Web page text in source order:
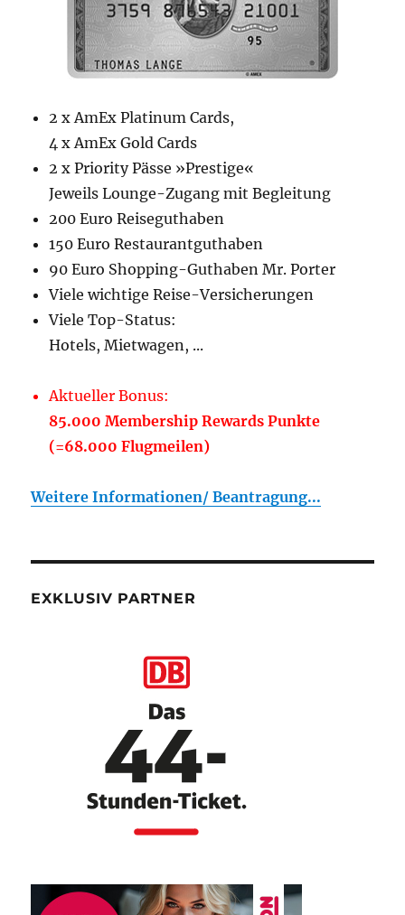
2 x AmEx Platinum Cards,
4 x AmEx Gold Cards
2 x Priority Pässe »Prestige«
Jeweils Lounge-Zugang mit Begleitung
200 Euro Reiseguthaben
150 Euro Restaurantguthaben
90 Euro Shopping-Guthaben Mr. Porter
Viele wichtige Reise-Versicherungen
Viele Top-Status:
Hotels, Mietwagen, ...
Aktueller Bonus:
85.000 Membership Rewards Punkte
(=68.000 Flugmeilen)
Weitere Informationen/ Beantragung...
EXKLUSIV PARTNER